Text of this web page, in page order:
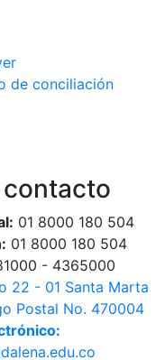
de conciliación
01 8000 180 504
01 8000 180 504
- 4365000
22 - 01 Santa Marta
Postal No. 470004